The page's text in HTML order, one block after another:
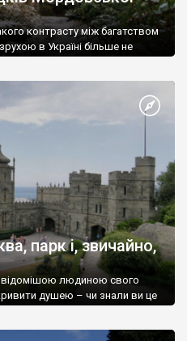
контрасту між багатством
в Україні більше не
парк і, звичайно,
людиною свого
душею – чи знали ви це